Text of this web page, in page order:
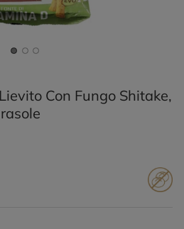
Con Fungo Shitake,